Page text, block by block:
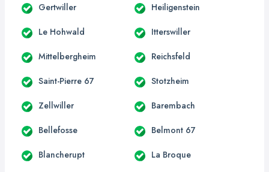
Gertwiller Heiligenstein
Le Hohwald Itterswiller
Mittelbergheim Reichsfeld
Saint-Pierre 67 Stotzheim
Zellwiller Barembach
Bellefosse Belmont 67
Blancherupt La Broque